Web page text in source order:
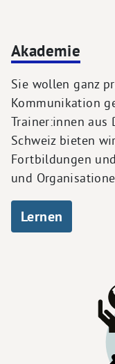
Akademie
Sie wollen ganz
Kommunikation
Trainer:innen aus
Schweiz bieten
Fortbildungen
und
Lernen